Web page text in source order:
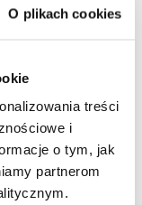
O plikach cookies
treści
i
o tym, jak
partnerom
oryginalnych
rok.